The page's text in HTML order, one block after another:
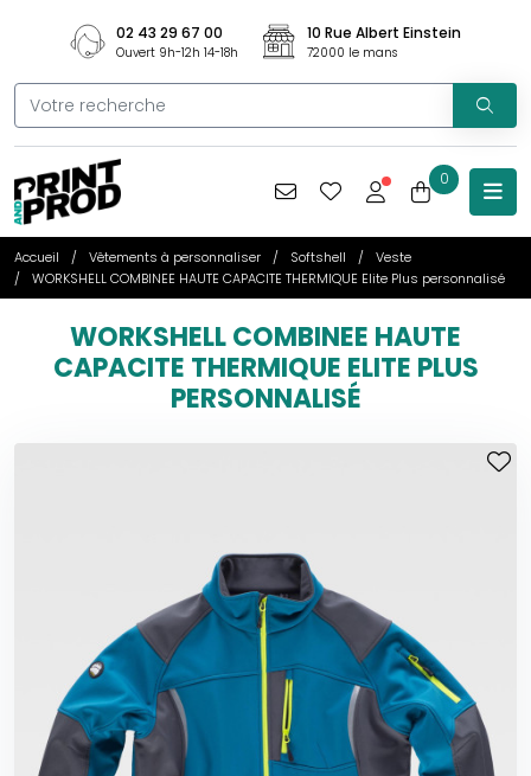
02 43 29 67 00
Ouvert 9h-12h 14-18h
10 Rue Albert Einstein
72000 le mans
0
Accueil Vêtements à personnaliser Softshell
Veste
WORKSHELL COMBINEE HAUTE CAPACITE THERMIQUE Elite Plus personnalisé
WORKSHELL COMBINEE HAUTE
CAPACITE THERMIQUE ELITE PLUS
PERSONNALISÉ